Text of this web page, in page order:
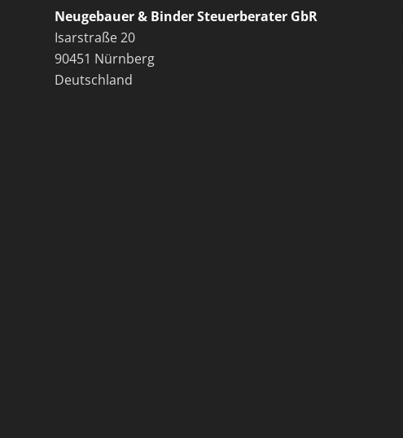
Neugebauer & Binder Steuerberater GbR
Isarstraße 20
90451 Nürnberg
Deutschland